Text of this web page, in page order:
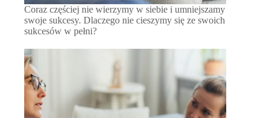
Coraz częściej nie wierzymy w siebie i umniejszamy
swoje sukcesy. Dlaczego nie cieszymy się ze swoich
sukcesów w pełni?